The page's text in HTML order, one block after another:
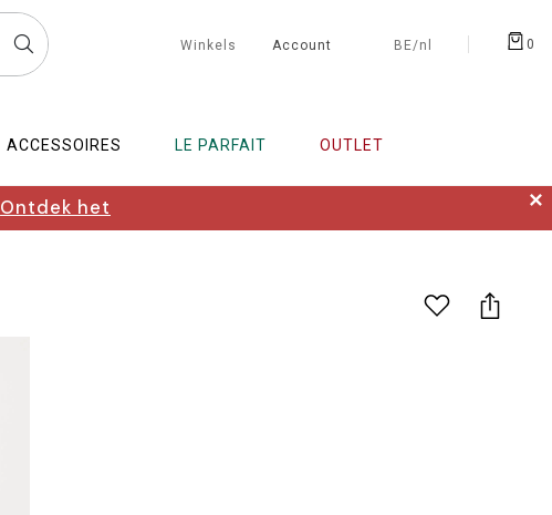
Winkels Account BE/nl 0
ACCESSOIRES LE PARFAIT OUTLET
Ontdek het ✕